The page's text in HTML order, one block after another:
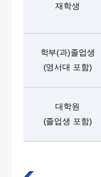
재학생
학부(과)졸업생
(영서대 포함)
대학원
(졸업생 포함)